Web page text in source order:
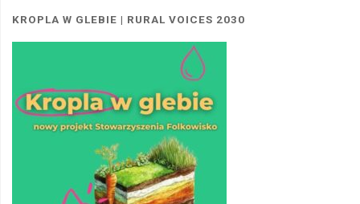
KROPLA W GLEBIE | RURAL VOICES 2030